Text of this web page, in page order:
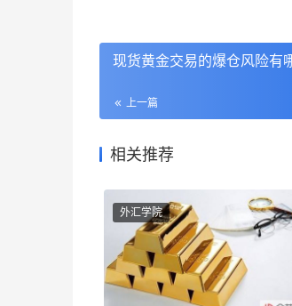
现货黄金交易的爆仓风险有
上一篇
相关推荐
外汇学院